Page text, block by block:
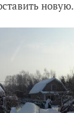
новую.